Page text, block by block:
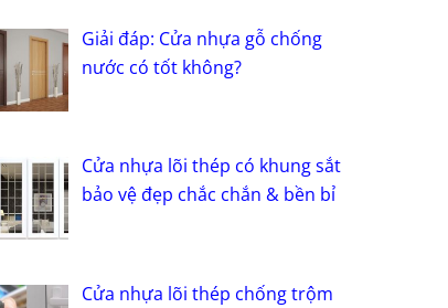
Giải đáp: Cửa nhựa gỗ chống
nước có tốt không?
Cửa nhựa lõi thép có khung sắt
bảo vệ đẹp chắc chắn & bền bỉ
Cửa nhựa lõi thép chống trộm